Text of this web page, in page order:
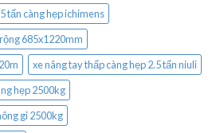
tấn càng hẹp ichimens
685x1220mm
xe nâng tay thấp càng hẹp 2.5 tấn niuli
hẹp 2500kg
gỉ 2500kg